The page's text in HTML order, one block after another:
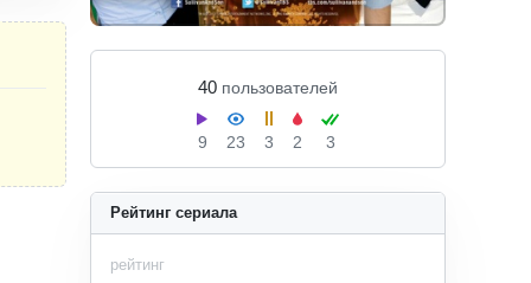
40 пользователей
9 23 3 2 3
Рейтинг сериала
рейтинг